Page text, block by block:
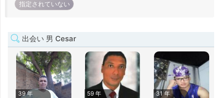
指定されていない
出会い 男 Cesar
39 年
59 年
31 年